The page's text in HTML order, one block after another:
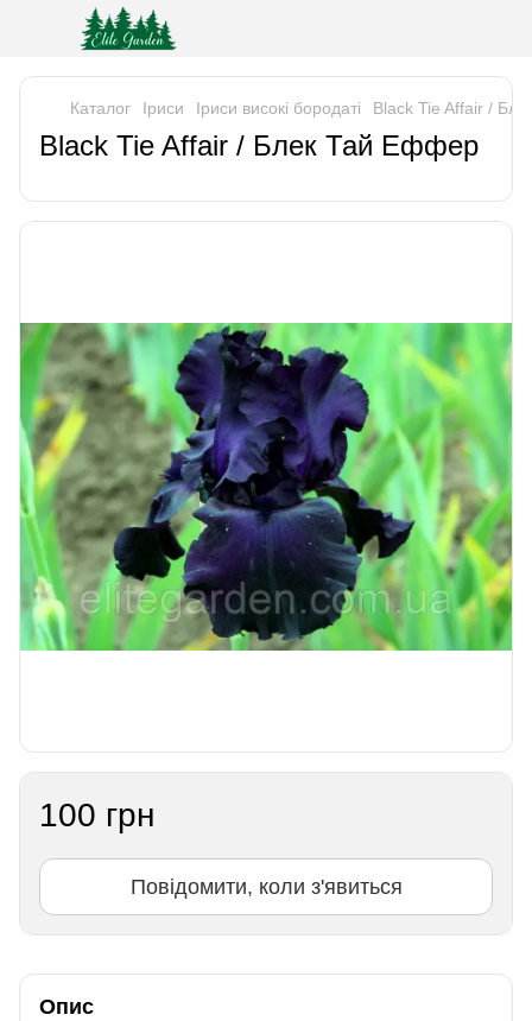
Каталог Iриси Іриси високі бородаті Black Tie Affair /
Black Tie Affair / Блек Тай Еффер
100 грн
Повідомити, коли з'явиться
Опис